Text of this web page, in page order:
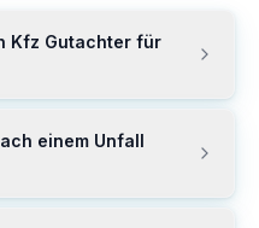
Kfz Gutachter für
einem Unfall